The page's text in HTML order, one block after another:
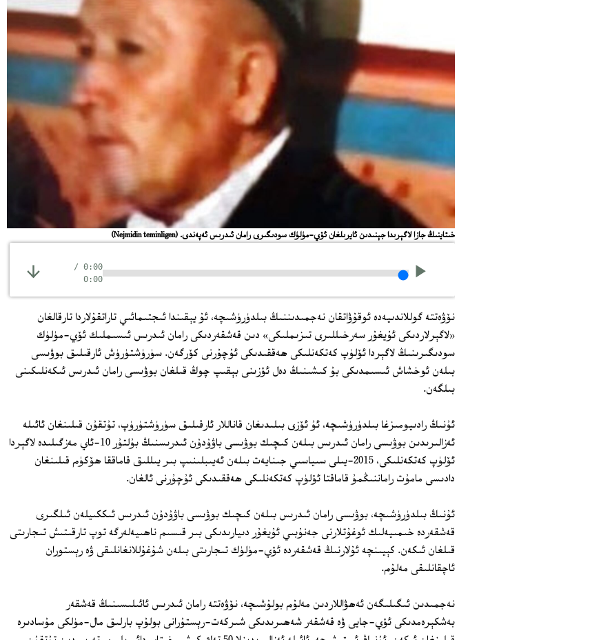
خىتاينىڭ جازا لاگېرىدا جېنىدىن ئايرىلغان ئۆي-مۈلۈك سودىگىرى رامان ئىدرىس ئەپەندى. (Nejmidin teminligen)
0:00
/
0:00
نۆۋەتتە گوللاندىيەدە ئوقۇۋاتقان نەجمىدىننىڭ بىلدۈرۈشىچە، ئۇ يېقىندا ئىجتىمائىي تاراتقۇلاردا تارقالغان
«لاگېرلاردىكى ئۇيغۇر سەرخىللىرى تىزىملىكى» دىن قەشقەردىكى رامان ئىدرىس ئىسىملىك ئۆي-مۈلۈك
سودىگىرىنىڭ لاگېردا ئۆلۈپ كەتكەنلىكى ھەققىدىكى ئۇچۇرنى كۆرگەن. سۈرۈشتۈرۈش ئارقىلىق بوۋىسى
بىلەن ئوخشاش ئىسىمدىكى بۇ كىشىنىڭ دەل ئۆزىنى بېقىپ چوڭ قىلغان بوۋىسى رامان ئىدرىس ئىكەنلىكىنى
بىلگەن.
ئۇنىڭ رادىيومىزغا بىلدۈرۈشىچە، ئۇ ئۆزى بىلىدىغان قاناللار ئارقىلىق سۈرۈشتۈرۈپ، تۇتقۇن قىلىنغان ئائىلە
ئەزالىرىدىن بوۋىسى رامان ئىدرىس بىلەن كىچىك بوۋىسى باۋۇدۇن ئىدرىسنىڭ بۇلتۇر 10-ئاي مەزگىلىدە لاگېردا
ئۆلۈپ كەتكەنلىكى، 2015-يىلى سىياسىي جىنايەت بىلەن ئەيىبلىنىپ بىر يىللىق قاماققا ھۆكۈم قىلىنغان
دادىسى مامۇت راماننىڭمۇ قاماقتا ئۆلۈپ كەتكەنلىكى ھەققىدىكى ئۇچۇرنى ئالغان.
ئۇنىڭ بىلدۈرۈشىچە، بوۋىسى رامان ئىدرىس بىلەن كىچىك بوۋىسى باۋۇدۇن ئىدرىس ئىككىيلەن ئىلگىرى
قەشقەردە خىمىيەلىك ئوغۇتلارنى جەنۇبىي ئۇيغۇر دىيارىدىكى بىر قىسىم ناھىيەلەرگە توپ تارقىتىش تىجارىتى
قىلغان ئىكەن. كېيىنچە ئۇلارنىڭ قەشقەردە ئۆي-مۈلۈك تىجارىتى بىلەن شۇغۇللانغانلىقى ۋە رېستوران
ئاچقانلىقى مەلۇم.
نەجمىدىن ئىگىلىگەن ئەھۋاللاردىن مەلۇم بولۇشىچە، نۆۋەتتە رامان ئىدرىس ئائىلىسىنىڭ قەشقەر
بەشكېرەمدىكى ئۆي-جايى ۋە قەشقەر شەھىرىدىكى شىركەت-رېستۇرانى بولۇپ بارلىق مال-مۈلكى مۇسادىرە